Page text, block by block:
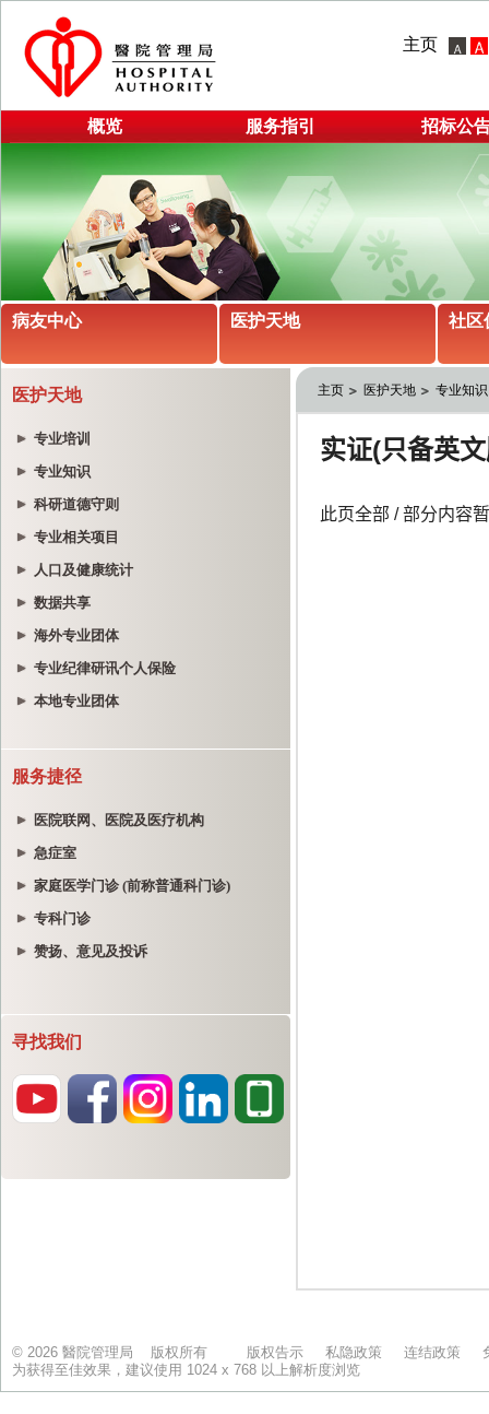
主页
概览 服务指引 招标公
病友中心 医护天地 社区
医护天地
专业培训
专业知识
科研道德守则
专业相关项目
人口及健康统计
数据共享
海外专业团体
专业纪律研讯个人保险
本地专业团体
服务捷径
医院联网、医院及医疗机构
急症室
家庭医学门诊 (前称普通科门诊)
专科门诊
赞扬、意见及投诉
寻找我们
主页 医护天地 专业知识
© 2026 醫院管理局 版权所有 版权告示 私隐政策 连结政策
为获得至佳效果，建议使用 1024 x 768 以上解析度浏览